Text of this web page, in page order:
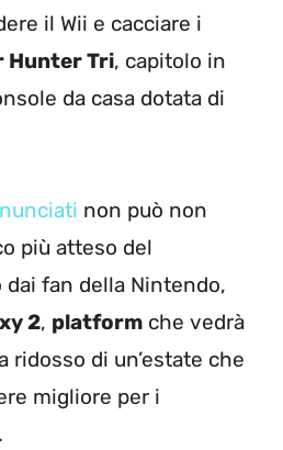
il Wii e cacciare i
Hunter Tri, capitolo in
da casa dotata di
non può non
più atteso del
fan della Nintendo,
2, platform che vedrà
ridosso di un’estate che
migliore per i